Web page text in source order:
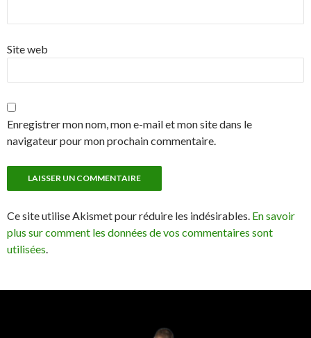
Site web
Enregistrer mon nom, mon e-mail et mon site dans le
navigateur pour mon prochain commentaire.
Ce site utilise Akismet pour réduire les indésirables. En savoir
plus sur comment les données de vos commentaires sont
utilisées.